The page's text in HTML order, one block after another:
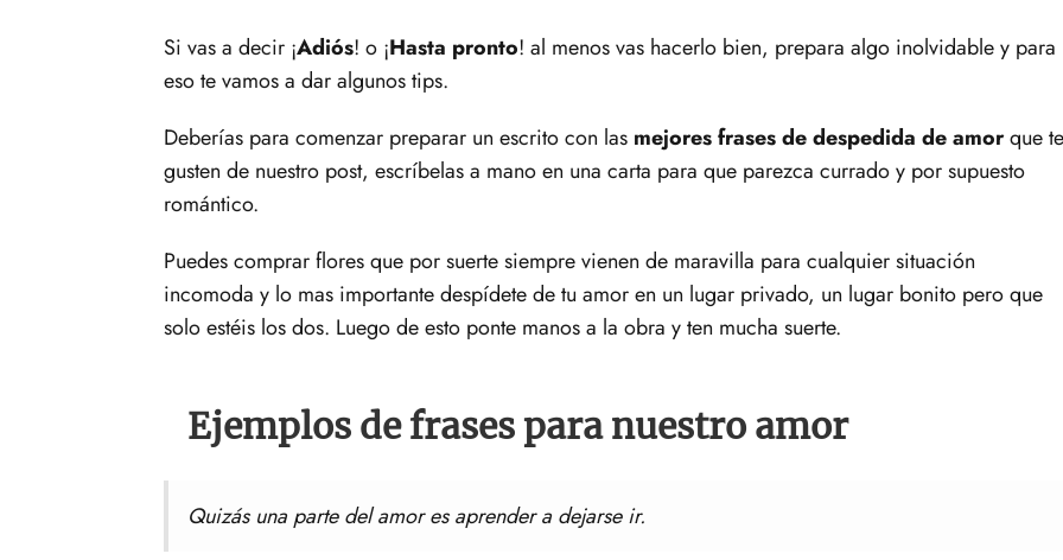
Si vas a decir ¡Adiós! o ¡Hasta pronto! al menos vas hacerlo bien, prepara algo inolvidable y para
eso te vamos a dar algunos tips.
Deberías para comenzar preparar un escrito con las mejores frases de despedida de amorque te
gusten de nuestro post, escríbelas a mano en una carta para que parezca currado y por supuesto
romántico.
Puedes comprar flores que por suerte siempre vienen de maravilla para cualquier situación
incomoda y lo mas importante despídete de tu amor en un lugar privado, un lugar bonito pero que
solo estéis los dos. Luego de esto ponte manos a la obra y ten mucha suerte.
Ejemplos de frases para nuestro amor
Quizás una parte del amor es aprender a dejarse ir.